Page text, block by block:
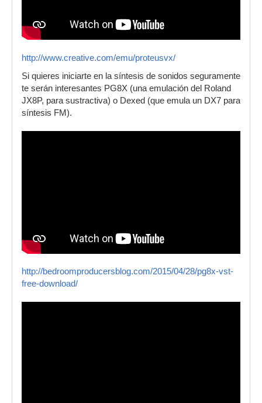
http://www.creative.com/emu/proteusvx/
Si quieres iniciarte en la síntesis de sonidos seguramente
te serán interesantes PG8X (una emulación del Roland
JX8P, para sustractiva) o Dexed (que emula un DX7 para
síntesis FM).
http://bedroomproducersblog.com/2015/04/28/pg8x-vst-
free-download/